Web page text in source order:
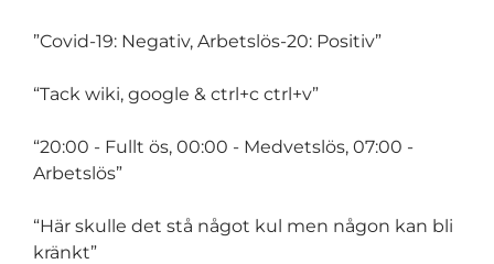
”Covid-19: Negativ, Arbetslös-20: Positiv”
“Tack wiki, google & ctrl+c ctrl+v”
“20:00 - Fullt ös, 00:00 - Medvetslös, 07:00 -
Arbetslös”
“Här skulle det stå något kul men någon kan bli
kränkt”